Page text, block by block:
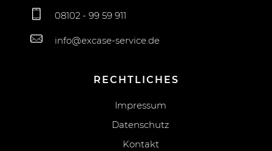
08102 - 99 59 911
info@excase-service.de
RECHTLICHES
Impressum
Datenschutz
Kontakt